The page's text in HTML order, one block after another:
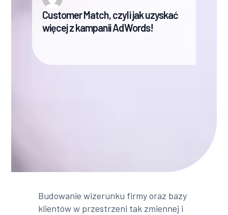
Customer Match, czyli jak uzyskać
więcej z kampanii AdWords!
Budowanie wizerunku firmy oraz bazy
klientów w przestrzeni tak zmiennej i